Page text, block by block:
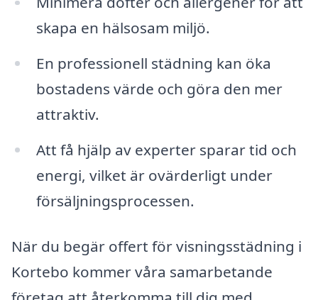
skapa en hälsosam miljö.
En professionell städning kan öka
bostadens värde och göra den mer
attraktiv.
Att få hjälp av experter sparar tid och
energi, vilket är ovärderligt under
försäljningsprocessen.
När du begär offert för visningsstädning i
Kortebo kommer våra samarbetande